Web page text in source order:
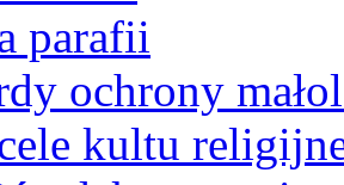
parafii
ochrony
kultu